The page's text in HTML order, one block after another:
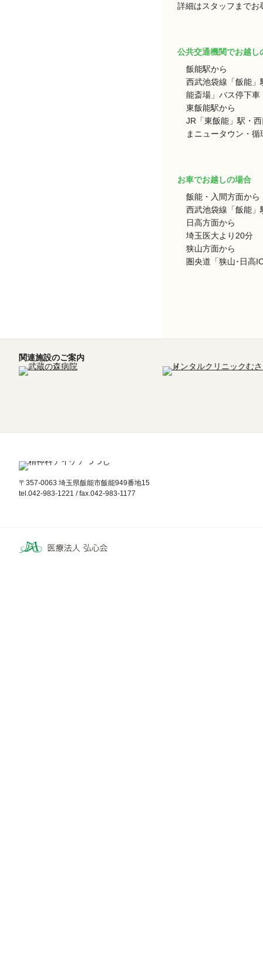
詳細はスタッフまでお
公共交通機関でお越し
飯能駅から
西武池袋線「飯能
能斎場」バス停下車
東飯能駅から
JR「東飯能」駅・
まニュータウン・
お車でお越しの場合
飯能・入間方面から
西武池袋線「飯能
日高方面から
埼玉医大より20分
狭山方面から
圏央道「狭山･日高
関連施設のご案内
〒357-0063 埼玉県飯能市飯能949番地15
tel.042-983-1221 / fax.042-983-1177